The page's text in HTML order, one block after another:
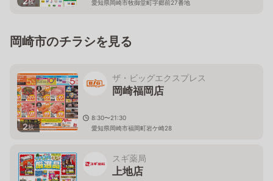
愛知県岡崎市牧御堂町字郷前27番地
岡崎市のチラシを見る
2枚
ザ・ビッグエクスプレス
岡崎福岡店
8:30〜21:30
愛知県岡崎市福岡町岩ケ崎28
スギ薬局
上地店